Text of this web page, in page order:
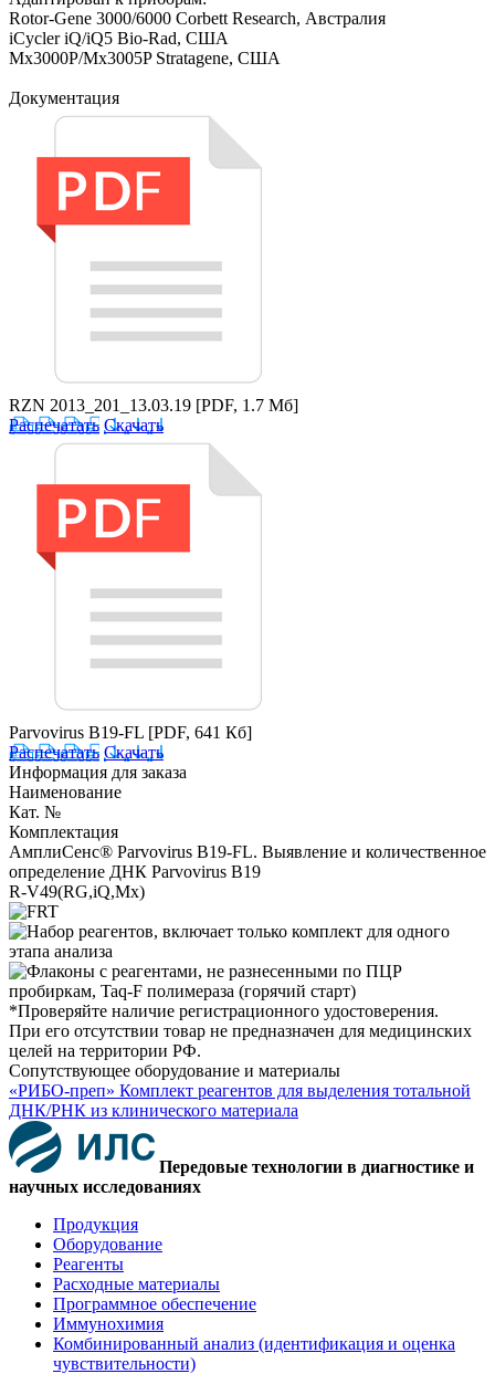
Rotor-Gene 3000/6000 Corbett Research, Австралия
iCycler iQ/iQ5 Bio-Rad, США
Mx3000P/Mx3005P Stratagene, США
Документация
RZN 2013_201_13.03.19 [PDF, 1.7 Мб]
Распечатать Скачать
Parvovirus B19-FL [PDF, 641 Кб]
Распечатать Скачать
Информация для заказа
Наименование
Кат. №
Комплектация
АмплиСенс® Parvovirus B19-FL. Выявление и количественное
определение ДНК Parvovirus B19
R-V49(RG,iQ,Mx)
*Проверяйте наличие регистрационного удостоверения.
При его отсутствии товар не предназначен для медицинских
целей на территории РФ.
Сопутствующее оборудование и материалы
«РИБО-преп» Комплект реагентов для выделения тотальной
ДНК/РНК из клинического материала
Передовые технологии в диагностике и
научных исследованиях
Продукция
Оборудование
Реагенты
Расходные материалы
Программное обеспечение
Иммунохимия
Комбинированный анализ (идентификация и оценка
чувствительности)